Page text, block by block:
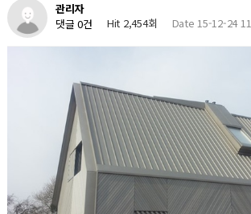
관리자
댓글 0건
Hit 2,454회 Date 15-12-24